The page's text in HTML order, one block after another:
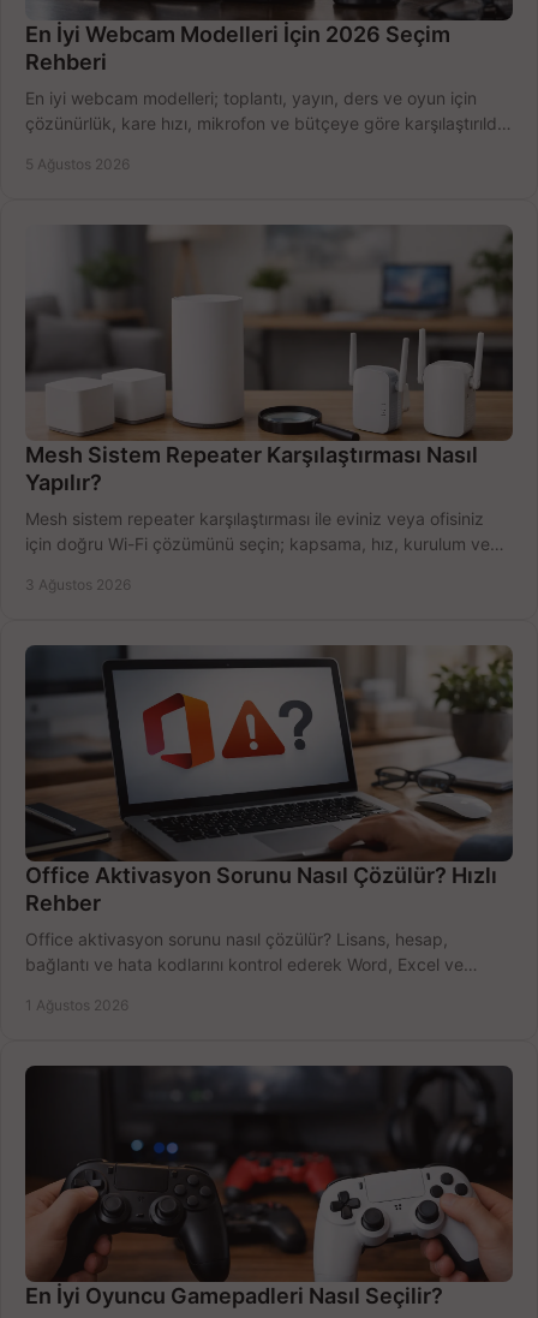
En İyi Webcam Modelleri İçin 2026 Seçim
Rehberi
En iyi webcam modelleri; toplantı, yayın, ders ve oyun için
çözünürlük, kare hızı, mikrofon ve bütçeye göre karşılaştırıldı.
5 Ağustos 2026
Mesh Sistem Repeater Karşılaştırması Nasıl
Yapılır?
Mesh sistem repeater karşılaştırması ile eviniz veya ofisiniz
için doğru Wi-Fi çözümünü seçin; kapsama, hız, kurulum ve
3 Ağustos 2026
Office Aktivasyon Sorunu Nasıl Çözülür? Hızlı
Rehber
Office aktivasyon sorunu nasıl çözülür? Lisans, hesap,
bağlantı ve hata kodlarını kontrol ederek Word, Excel ve
1 Ağustos 2026
En İyi Oyuncu Gamepadleri Nasıl Seçilir?